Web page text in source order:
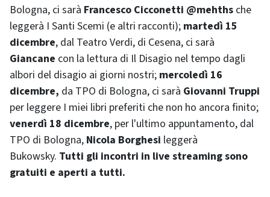
Bologna, ci sarà Francesco Cicconetti @mehths che
leggerà I Santi Scemi (e altri racconti); martedì 15
dicembre, dal Teatro Verdi, di Cesena, ci sarà
Giancane con la lettura di Il Disagio nel tempo dagli
albori del disagio ai giorni nostri; mercoledì 16
dicembre, da TPO di Bologna, ci sarà Giovanni Truppi
per leggere I miei libri preferiti che non ho ancora finito;
venerdì 18 dicembre, per l'ultimo appuntamento, dal
TPO di Bologna, Nicola Borghesi leggerà
Bukowsky. Tutti gli incontri in live streaming sono
gratuiti e aperti a tutti.